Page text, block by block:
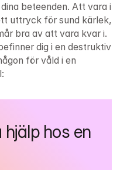
beteenden. Att vara i
uttryck för sund kärlek,
bra av att vara kvar i.
dig i en destruktiv
för våld i en
hos en